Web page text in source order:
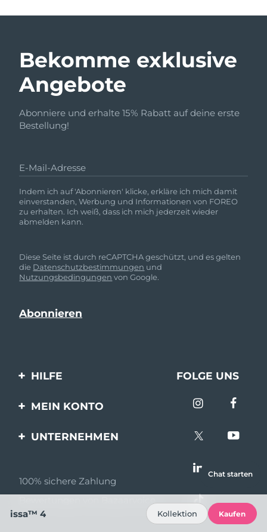
Bekomme exklusive
Angebote
Abonniere und erhalte 15% Rabatt auf deine erste
Bestellung!
E-Mail-Adresse
Indem ich auf 'Abonnieren' klicke, erkläre ich mich damit
einverstanden, Werbung und Informationen von FOREO
zu erhalten. Ich weiß, dass ich mich jederzeit wieder
abmelden kann.
Diese Seite ist durch reCAPTCHA geschützt, und es gelten
die Datenschutzbestimmungen und
Nutzungsbedingungen von Google.
HILFE
Kontaktiere uns
FOLGE UNS
MEIN KONTO
UNTERNEHMEN
Partnerprogramm
100% sichere Zahlung
Chat starten
issa™ 4 Kollektion Kaufen